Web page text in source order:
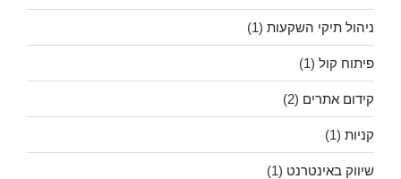
ניהול תיקי השקעות (1)
פיתוח קול (1)
קידום אתרים (2)
קניות (1)
שיווק באינטרנט (1)